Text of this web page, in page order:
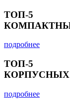
ТОП-5
подробнее
ТОП-5
КОРПУСНЫХ
подробнее